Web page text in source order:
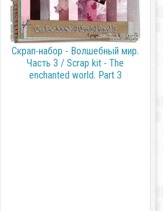
Скрап-набор - Волшебный мир.
Часть 3 / Scrap kit - The
enchanted world. Part 3